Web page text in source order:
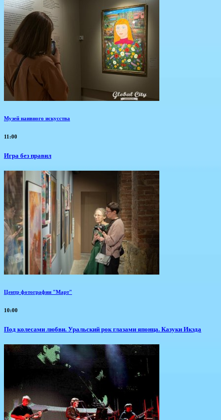
Музей наивного искусства
11:00
​Игра без правил
Центр фотографии "Март"
10:00
Под колесами любви. Уральский рок глазами японца. Казуки Икэда